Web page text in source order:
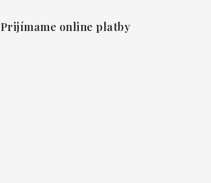
Prijímame online platby